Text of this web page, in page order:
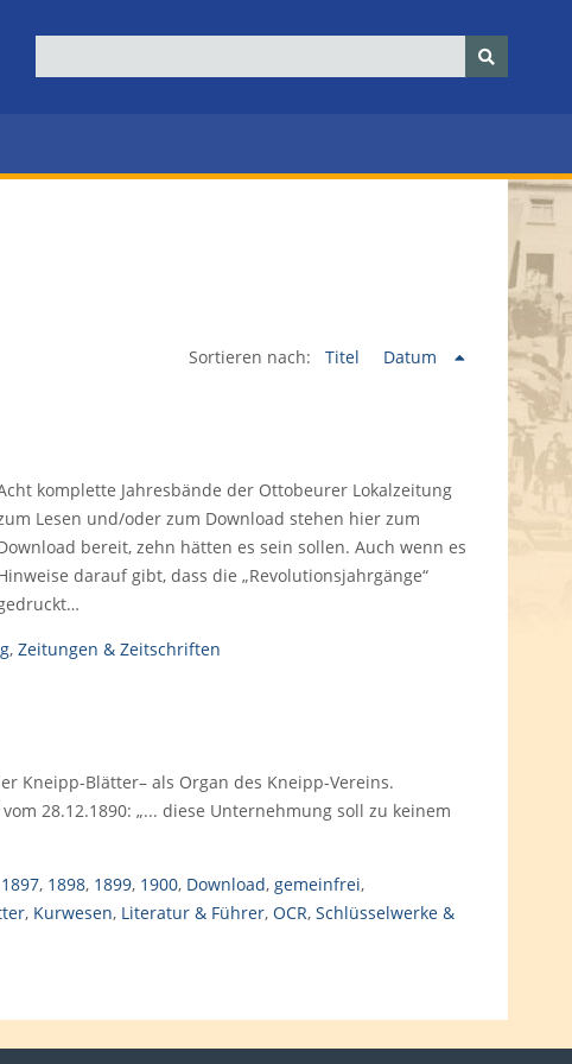
Sortieren nach: Titel Datum
komplette Jahresbände der Ottobeurer Lokalzeitung
Lesen und/oder zum Download stehen hier zum
bereit, zehn hätten es sein sollen. Auch wenn es
darauf gibt, dass die „Revolutionsjahrgänge“
, Zeitungen & Zeitschriften
Kneipp-Blätter– als Organ des Kneipp-Vereins.
28.12.1890: „... diese Unternehmung soll zu keinem
1897, 1898, 1899, 1900, Download, gemeinfrei,
, Kurwesen, Literatur & Führer, OCR, Schlüsselwerke &